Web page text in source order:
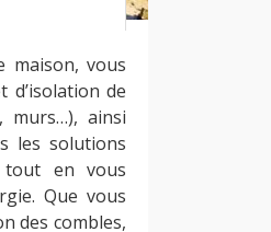
maison, vous
de
murs…), ainsi
les solutions
tout en vous
Que vous
des combles,